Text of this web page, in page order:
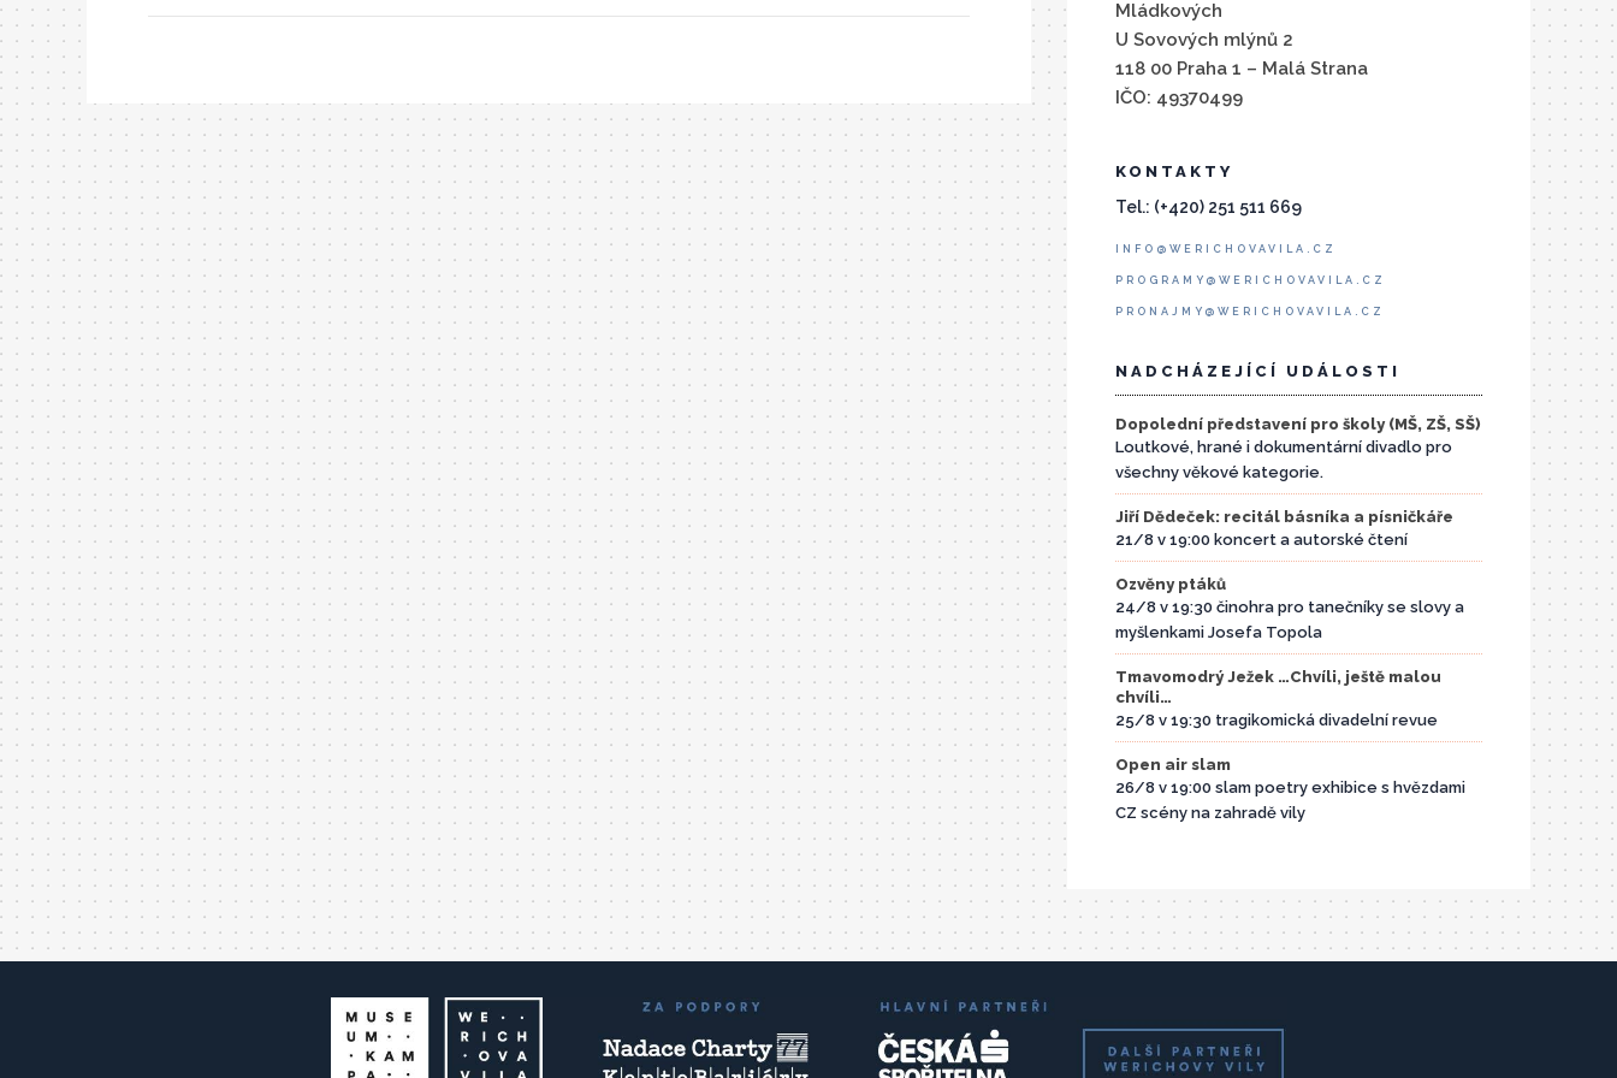
Mládkových
U Sovových mlýnů 2
118 00 Praha 1 – Malá Strana
IČO: 49370499
KONTAKTY
Tel.: (+420) 251 511 669
INFO@WERICHOVAVILA.CZ
PROGRAMY@WERICHOVAVILA.CZ
PRONAJMY@WERICHOVAVILA.CZ
NADCHÁZEJÍCÍ UDÁLOSTI
Dopolední představení pro školy (MŠ, ZŠ, SŠ)
Loutkové, hrané i dokumentární divadlo pro
všechny věkové kategorie.
Jiří Dědeček: recitál básníka a písničkáře
21/8 v 19:00 koncert a autorské čtení
Ozvěny ptáků
24/8 v 19:30 činohra pro tanečníky se slovy a
myšlenkami Josefa Topola
Tmavomodrý Ježek …Chvíli, ještě malou
chvíli…
25/8 v 19:30 tragikomická divadelní revue
Open air slam
26/8 v 19:00 slam poetry exhibice s hvězdami
CZ scény na zahradě vily